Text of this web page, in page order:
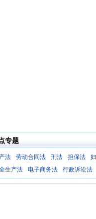
专题
法 劳动合同法 刑法 担保法
生产法
电子商务法 行政诉讼法